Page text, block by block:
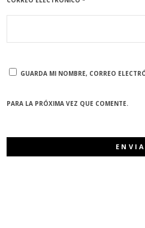
GUARDA MI NOMBRE, CORREO
PARA LA PRÓXIMA VEZ QUE COMENTE.